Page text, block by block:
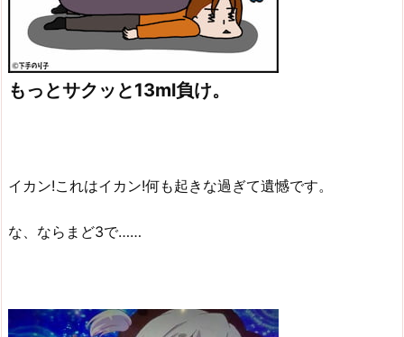
もっとサクッと13ml負け。
イカン!これはイカン!何も起きな過ぎて遺憾です。
な、ならまど3で……